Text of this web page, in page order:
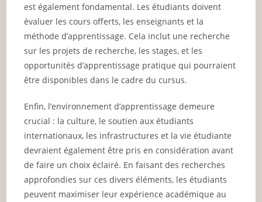
est également fondamental. Les étudiants doivent
évaluer les cours offerts, les enseignants et la
méthode d’apprentissage. Cela inclut une recherche
sur les projets de recherche, les stages, et les
opportunités d’apprentissage pratique qui pourraient
être disponibles dans le cadre du cursus.
Enfin, l’environnement d’apprentissage demeure
crucial : la culture, le soutien aux étudiants
internationaux, les infrastructures et la vie étudiante
devraient également être pris en considération avant
de faire un choix éclairé. En faisant des recherches
approfondies sur ces divers éléments, les étudiants
peuvent maximiser leur expérience académique au